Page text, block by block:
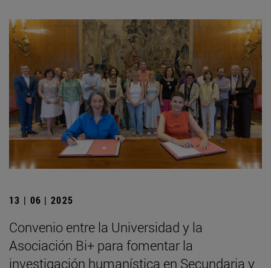
13 | 06 | 2025
Convenio entre la Universidad y la
Asociación Bi+ para fomentar la
investigación humanística en Secundaria y